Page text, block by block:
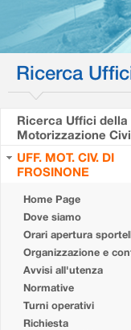
Ricerca
Ricerca Uffici della
Motorizzazione
UFF. MOT. CIV. DI
FROSINONE
Home Page
Dove siamo
Orari apertura
Organizzazione e
Avvisi all'utenza
Normative
Turni operativi
Richiesta